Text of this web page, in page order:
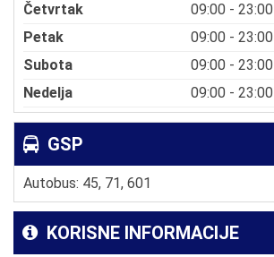
Četvrtak
09:00 - 23:00
Petak
09:00 - 23:00
Subota
09:00 - 23:00
Nedelja
09:00 - 23:00
GSP
Autobus: 45, 71, 601
KORISNE INFORMACIJE